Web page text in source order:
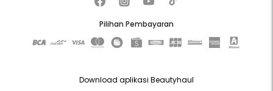
Pilihan Pembayaran
Download aplikasi Beautyhaul